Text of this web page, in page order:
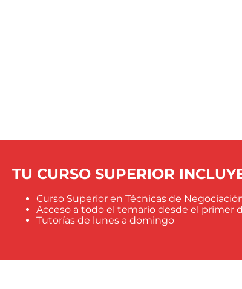
TU CURSO SUPERIOR
Curso Superior en Técnicas de
Acceso a todo el temario desde el primer
Tutorías de lunes a domingo